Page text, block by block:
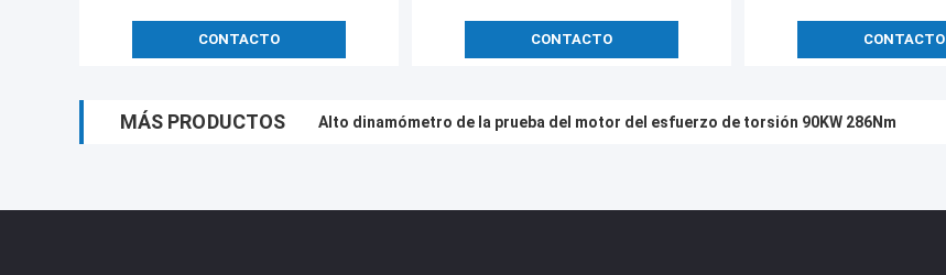
CONTACTO CONTACTO CONTACTO
MÁS PRODUCTOS Alto dinamómetro de la prueba del motor del esfuerzo de torsión 90KW 286Nm
Dinamómetro del motor de 160KW 0.05%FS para la prueba del motor